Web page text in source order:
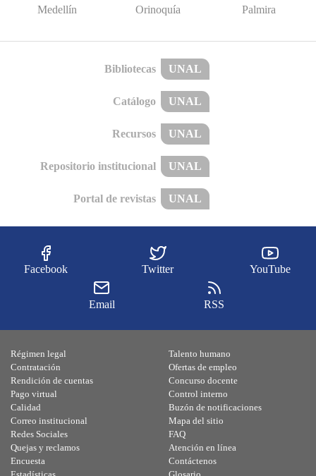
Medellín Orinoquía Palmira
Bibliotecas UNAL
Catálogo UNAL
Recursos UNAL
Repositorio institucional UNAL
Portal de revistas UNAL
Facebook Twitter YouTube
Email RSS
Régimen legal
Contratación
Rendición de cuentas
Pago virtual
Calidad
Talento humano
Ofertas de empleo
Concurso docente
Control interno
Buzón de notificaciones
Correo institucional
Redes Sociales
Quejas y reclamos
Encuesta
Mapa del sitio
FAQ
Atención en línea
Contáctenos